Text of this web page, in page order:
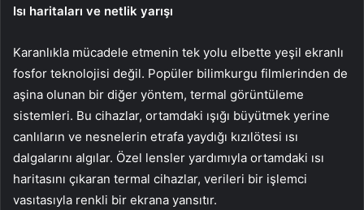
Isı haritaları ve netlik yarışı
Karanlıkla mücadele etmenin tek yolu elbette yeşil ekranlı
fosfor teknolojisi değil. Popüler bilimkurgu filmlerinden de
aşina olunan bir diğer yöntem, termal görüntüleme
sistemleri. Bu cihazlar, ortamdaki ışığı büyütmek yerine
canlıların ve nesnelerin etrafa yaydığı kızılötesi ısı
dalgalarını algılar. Özel lensler yardımıyla ortamdaki ısı
haritasını çıkaran termal cihazlar, verileri bir işlemci
vasıtasıyla renkli bir ekrana yansıtır.